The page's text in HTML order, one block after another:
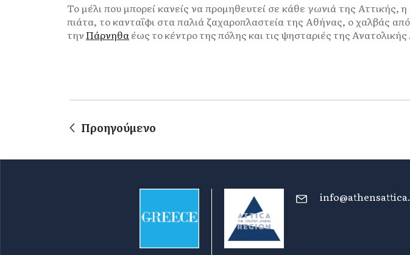
Το μέλι που μπορεί κανείς να προμηθευτεί σε κάθε γωνιά της Αττικής,
πιάτα, το κανταΐφι στα παλιά ζαχαροπλαστεία της Αθήνας, ο χαλβάς
τηνΠάρνηθαέως το κέντρο της πόλης και τις ψησταριές της Ανατολικής
Προηγούμενο